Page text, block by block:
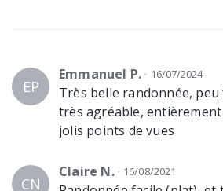
EP
Emmanuel P. 16/07/2024
Très belle randonnée,
très agréable,
jolis points de vues
CN
Claire N. 16/08/2021